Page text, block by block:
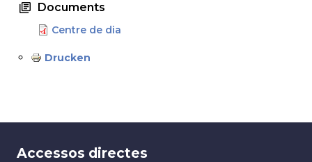
Documents
Centre de dia
Drucken
Accessos directes